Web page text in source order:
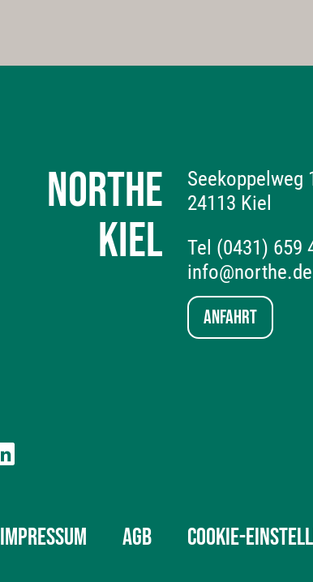
NORTHE
KIEL
Seekoppelweg
24113 Kiel
Tel (0431) 659
info@northe.de
Anfahrt
IMPRESSUM AGB COOKIE-